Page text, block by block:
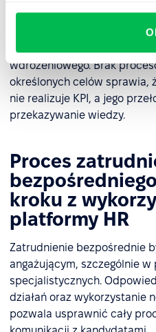
: Nowy pracownik
sprzedaży, ale nie ma
wdrożeniowego. Brak
określonych celów sprawia,
nie realizuje KPI, a jego
przekazywanie wiedzy.
Proces
kroku z
platformy HR
Zatrudnienie bezpośrednie
angażującym, szczególnie
specjalistycznych.
działań oraz wykorzystanie
pozwala usprawnić cały